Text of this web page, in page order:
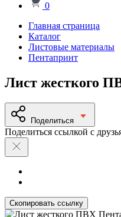
0
Главная страница
Каталог
Листовые материалы
Пентапринт
Лист жесткого
Поделиться
Поделиться ссылкой с
Скопировать ссылку